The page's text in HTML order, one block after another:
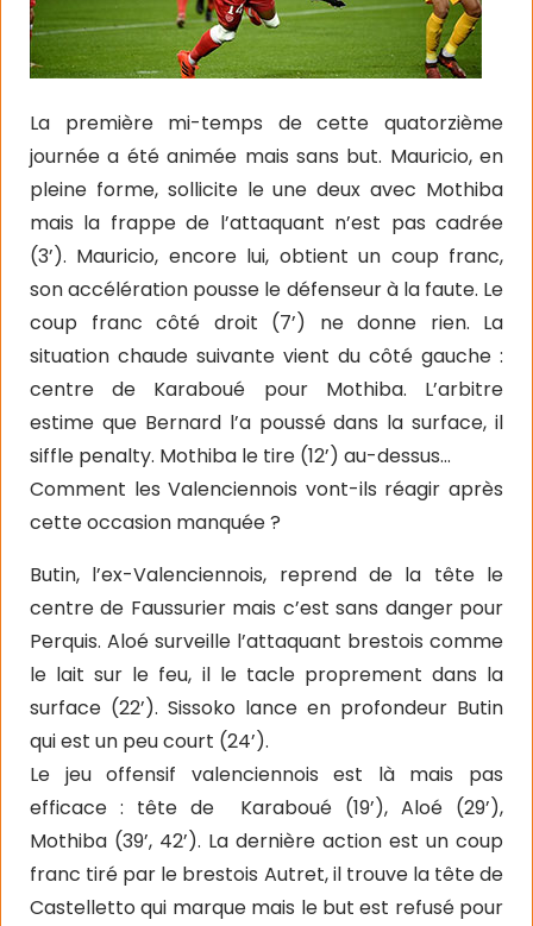
La première mi-temps de cette quatorzième
journée a été animée mais sans but. Mauricio, en
pleine forme, sollicite le une deux avec Mothiba
mais la frappe de l’attaquant n’est pas cadrée
(3’). Mauricio, encore lui, obtient un coup franc,
son accélération pousse le défenseur à la faute. Le
coup franc côté droit (7’) ne donne rien. La
situation chaude suivante vient du côté gauche :
centre de Karaboué pour Mothiba. L’arbitre
estime que Bernard l’a poussé dans la surface, il
siffle penalty. Mothiba le tire (12’) au-dessus…
Comment les Valenciennois vont-ils réagir après
cette occasion manquée ?
Butin, l’ex-Valenciennois, reprend de la tête le
centre de Faussurier mais c’est sans danger pour
Perquis. Aloé surveille l’attaquant brestois comme
le lait sur le feu, il le tacle proprement dans la
surface (22’). Sissoko lance en profondeur Butin
qui est un peu court (24’).
Le jeu offensif valenciennois est là mais pas
efficace : tête de Karaboué (19’), Aloé (29’),
Mothiba (39’, 42’). La dernière action est un coup
franc tiré par le brestois Autret, il trouve la tête de
Castelletto qui marque mais le but est refusé pour